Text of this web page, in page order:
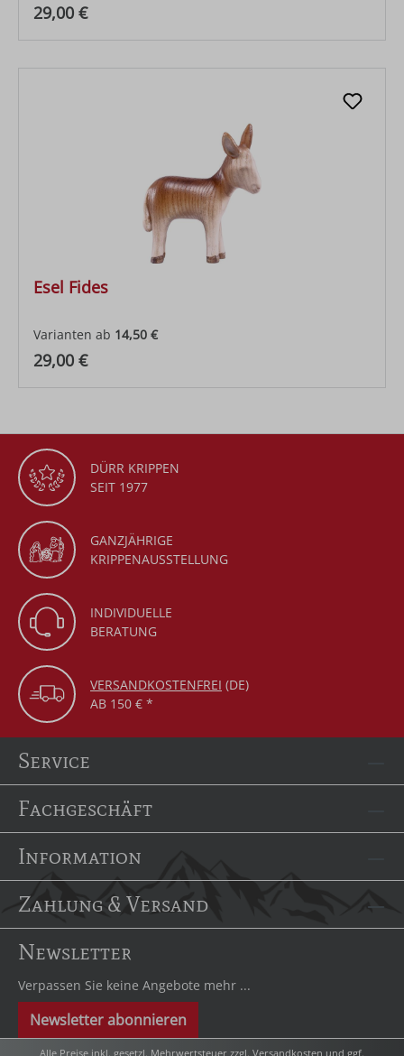
Regulärer Preis:
29,00 €
Esel Fides
Varianten ab 14,50 €
Regulärer Preis:
29,00 €
DÜRR KRIPPEN
SEIT 1977
GANZJÄHRIGE
KRIPPENAUSSTELLUNG
INDIVIDUELLE
BERATUNG
VERSANDKOSTENFREI (DE)
AB 150 € *
Service
Fachgeschäft
Information
Zahlung & Versand
Newsletter
Verpassen Sie keine Angebote mehr ...
Newsletter abonnieren
Alle Preise inkl. gesetzl. Mehrwertsteuer zzgl. Versandkosten und ggf.